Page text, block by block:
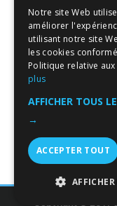
Participez
Participants
Notre site Web
améliorer
utilisant notre site
les cookies
Politique relative
plus
AFFICHER TOUS
→
ACCEPTER TOUT